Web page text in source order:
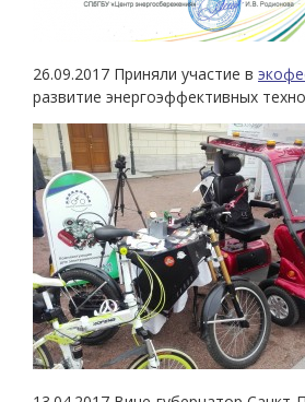
26.09.2017 Приняли участие в
развитие энергоэффективных